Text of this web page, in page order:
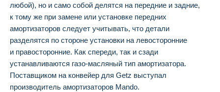
любой), но и само собой делятся на передние и задние,
к тому же при замене или установке передних
амортизаторов следует учитывать, что детали
разделятся по стороне установки на левосторонние
и правосторонние. Как спереди, так и сзади
устанавливаются газо-масляный тип амортизатора.
Поставщиком на конвейер для Getz выступал
производитель амортизаторов Mando.